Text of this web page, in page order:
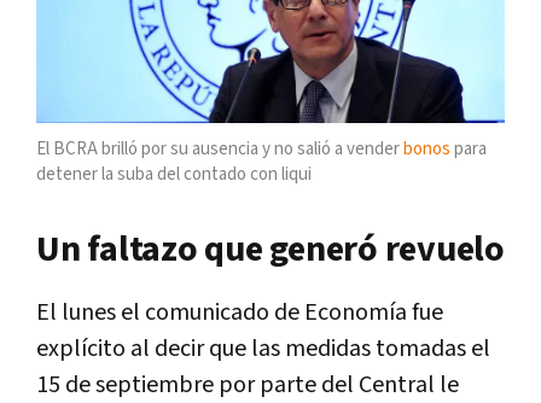
El BCRA brilló por su ausencia y no salió a venderbonos para
detener la suba del contado con liqui
Un faltazo que generó revuelo
El lunes el comunicado de Economía fue
explícito al decir que las medidas tomadas el
15 de septiembre por parte del Central le